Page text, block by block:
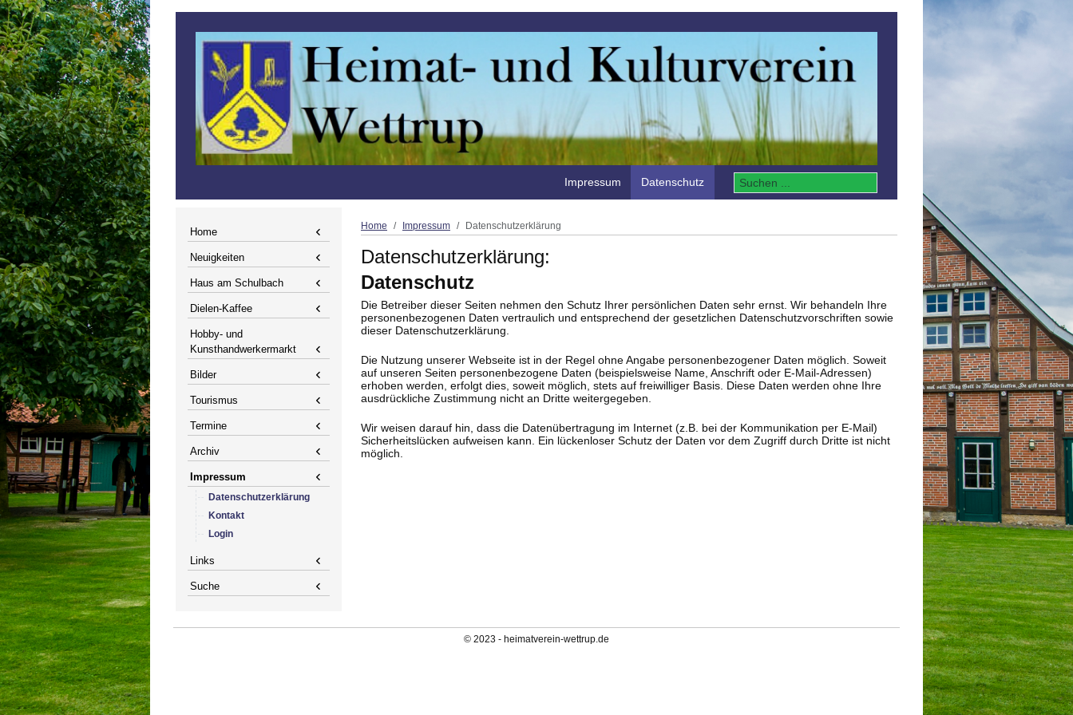
Impressum Datenschutz
Home
Neuigkeiten
Haus am Schulbach
Dielen-Kaffee
Hobby- und
Kunsthandwerkermarkt
Bilder
Tourismus
Termine
Archiv
Impressum
Datenschutzerklärung
Kontakt
Login
Links
Suche
Home Impressum Datenschutzerklärung
Datenschutzerklärung:
Datenschutz
Die Betreiber dieser Seiten nehmen den Schutz Ihrer persönlichen Daten sehr ernst. Wir behandeln Ihre
personenbezogenen Daten vertraulich und entsprechend der gesetzlichen Datenschutzvorschriften sowie
dieser Datenschutzerklärung.
Die Nutzung unserer Webseite ist in der Regel ohne Angabe personenbezogener Daten möglich. Soweit
auf unseren Seiten personenbezogene Daten (beispielsweise Name, Anschrift oder E-Mail-Adressen)
erhoben werden, erfolgt dies, soweit möglich, stets auf freiwilliger Basis. Diese Daten werden ohne Ihre
ausdrückliche Zustimmung nicht an Dritte weitergegeben.
Wir weisen darauf hin, dass die Datenübertragung im Internet (z.B. bei der Kommunikation per E-Mail)
Sicherheitslücken aufweisen kann. Ein lückenloser Schutz der Daten vor dem Zugriff durch Dritte ist nicht
möglich.
© 2023 - heimatverein-wettrup.de